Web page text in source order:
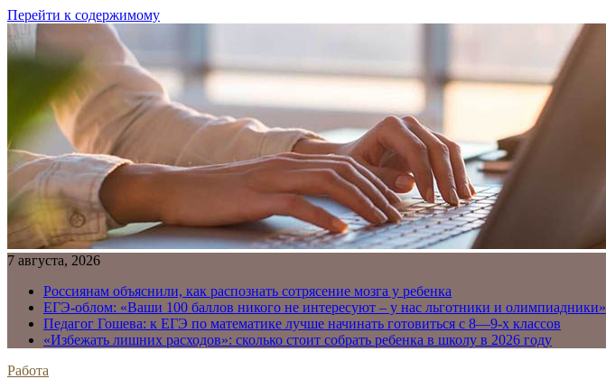
Перейти к содержимому
7 августа, 2026
Россиянам объяснили, как распознать сотрясение мозга у ребенка
ЕГЭ-облом: «Ваши 100 баллов никого не интересуют – у нас льготники и олимпиадники»
Педагог Гошева: к ЕГЭ по математике лучше начинать готовиться с 8—9-х классов
«Избежать лишних расходов»: сколько стоит собрать ребенка в школу в 2026 году
Работа